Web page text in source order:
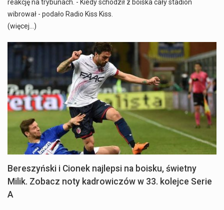
reakcję na trybunach. - Kiedy schodził z boiska cały stadion
wibrował - podało Radio Kiss Kiss.
(więcej…)
Bereszyński i Cionek najlepsi na boisku, świetny
Milik. Zobacz noty kadrowiczów w 33. kolejce Serie
A